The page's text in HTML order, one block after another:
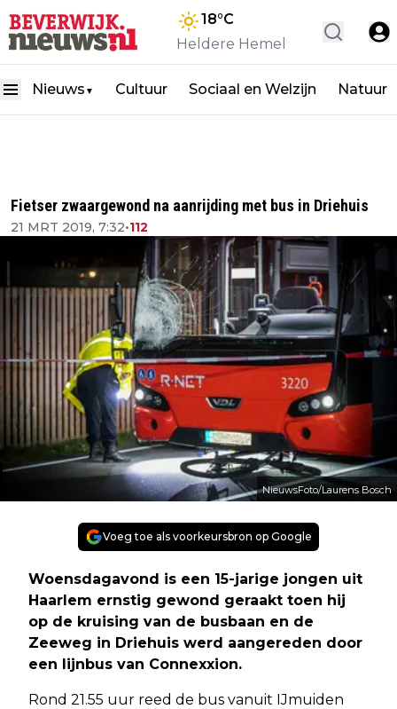
18°C
Heldere Hemel
Nieuws ▼ Cultuur Sociaal en Welzijn Natuur
Fietser zwaargewond na aanrijding met bus in Driehuis
21 MRT 2019, 7:32•112
NieuwsFoto/Laurens Bosch
Voeg toe als voorkeursbron op Google
Woensdagavond is een 15-jarige jongen uit
Haarlem ernstig gewond geraakt toen hij
op de kruising van de busbaan en de
Zeeweg in Driehuis werd aangereden door
een lijnbus van Connexxion.
Rond 21.55 uur reed de bus vanuit IJmuiden